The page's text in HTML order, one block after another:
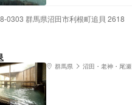
0303 群馬県沼田市利根町追貝 2618
群馬県 沼田・老神・尾瀬